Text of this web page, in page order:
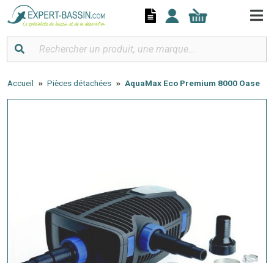
Accueil Pièces détachées AquaMax Eco Premium 8000 Oase
Panneau de gestion des cookies